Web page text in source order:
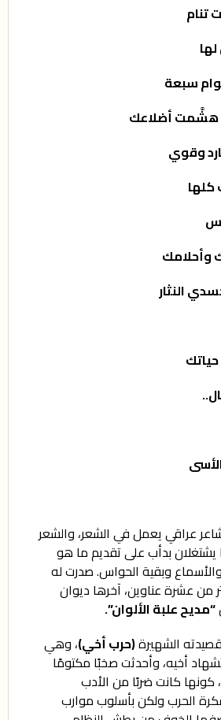
تنام
سبعة
هشَّمت أضلاعك
وقوي
وأحلامك
النثار
عراقي يعمل في الشعر، والشعر
بدأب على تقديم ما هو
والأسماع وبقية الحواس. صدرت له
من عشرة عناوين، آخرها ديوان
“مديح علبة الألوان”.
(حرب أخي)، وهي
أخيه، وأحدثت صخبًا مكتومًا
كونها كانت ضربًا من الأدب
الحرب ولكن بأسلوب موارب